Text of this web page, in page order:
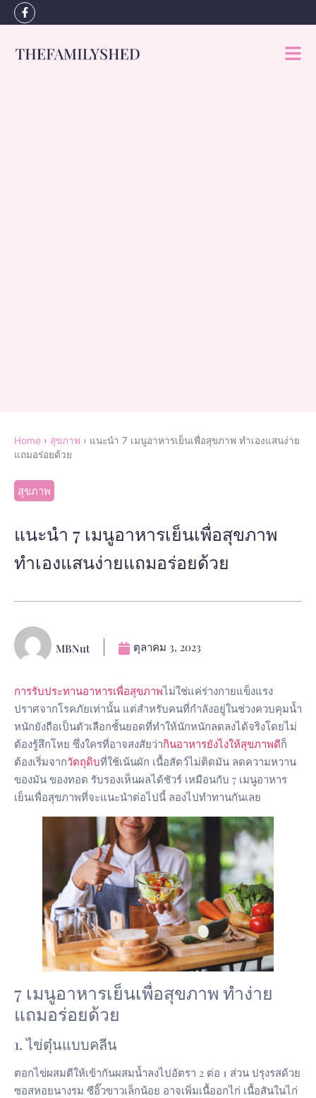
Home › สุขภาพ › แนะนำ 7 เมนูอาหารเย็นเพื่อสุขภาพ ทำเองแสนง่าย
แถมอร่อยด้วย
สุขภาพ
แนะนำ 7 เมนูอาหารเย็นเพื่อสุขภาพ
ทำเองแสนง่ายแถมอร่อยด้วย
MBNut ตุลาคม 3, 2023
การรับประทานอาหารเพื่อสุขภาพไม่ใช่แค่ร่างกายแข็งแรง
ปราศจากโรคภัยเท่านั้น แต่สำหรับคนที่กำลังอยู่ในช่วงควบคุมน้ำ
หนักยังถือเป็นตัวเลือกชั้นยอดที่ทำให้นักหนักลดลงได้จริงโดยไม่
ต้องรู้สึกโหย ซึ่งใครที่อาจสงสัยว่ากินอาหารยังไงให้สุขภาพดีก็
ต้องเริ่มจากวัตถุดิบที่ใช้เน้นผัก เนื้อสัตว์ไม่ติดมัน ลดความหวาน
ของมัน ของทอด รับรองเห็นผลได้ชัวร์ เหมือนกับ 7 เมนูอาหาร
เย็นเพื่อสุขภาพที่จะแนะนำต่อไปนี้ ลองไปทำทานกันเลย
7 เมนูอาหารเย็นเพื่อสุขภาพ ทำง่าย
แถมอร่อยด้วย
1. ไข่ตุ๋นแบบคลีน
ตอกไข่ผสมตีให้เข้ากันผสมน้ำลงไปอัตรา 2 ต่อ 1 ส่วน ปรุงรสด้วย
ซอสหอยนางรม ซีอิ๊วขาวเล็กน้อย อาจเพิ่มเนื้ออกไก่ เนื้อสันในไก่